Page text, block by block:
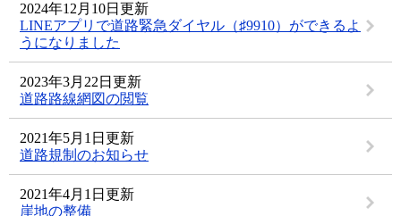
2024年12月10日更新
LINEアプリで道路緊急ダイヤル（♯9910）ができるよ
うになりました
2023年3月22日更新
道路路線網図の閲覧
2021年5月1日更新
道路規制のお知らせ
2021年4月1日更新
崖地の整備